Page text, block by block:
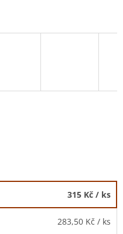
315 Kč / ks
283,50 Kč / ks